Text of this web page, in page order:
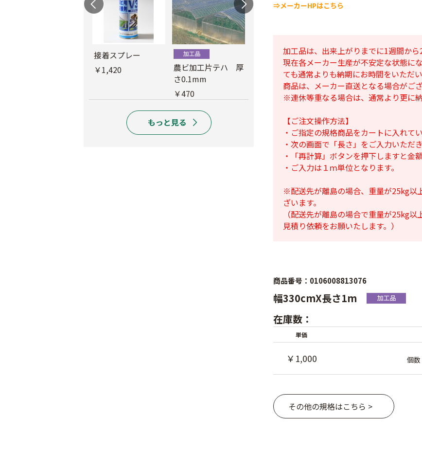
接着スプレー
￥1,420
農ビ加工片テハ 厚
さ0.1mm
￥470
農ビロジーナ 厚さ
￥28,800
農ビ透明 厚さ
0.05mm
￥18,120
⇒メーカーHPはこちら
加工品は、出来上がりまでに1週間から
現在各メーカー生産が不安定な状態に
ても通常よりも納期にお時間をいただい
商品は、メーカー直送となる場合がござ
※連休等重なる場合は、通常より更に
【ご注文操作方法】
・ご指定の規格商品をカートに入れて
・次の画面で「長さ」をご入力いただき
・「再計算」ボタンを押下しますと金
・ご入力は１ｍ単位となります。
※配送先が離島の場合、重量が25kg以
ざいます。
（配送先が離島の場合で重量が25kg
見積り依頼をお願いたします。）
商品番号：0106008813076
幅330cmX長さ1m
在庫数：
単価
￥1,000 個数
その他の規格はこちら >